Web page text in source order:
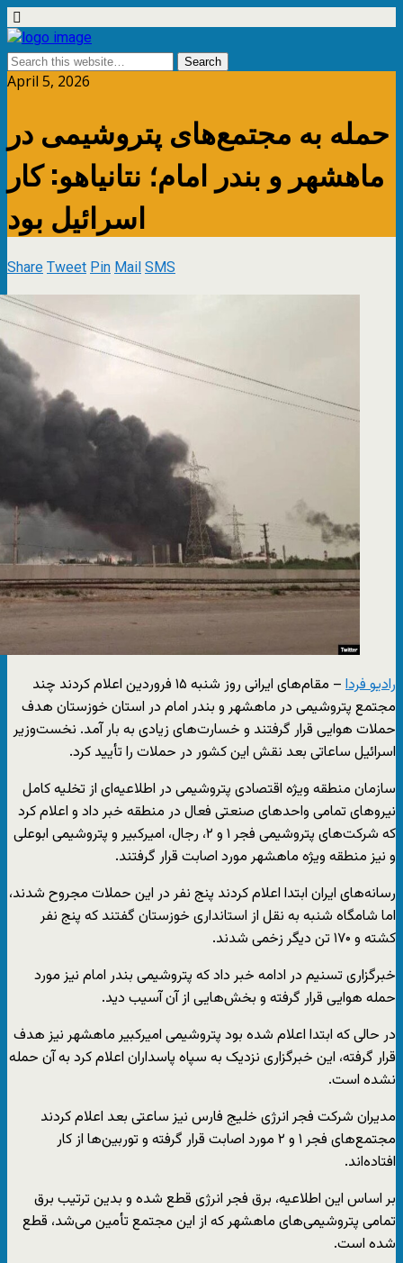
April 5, 2026
حمله به مجتمع‌های پتروشیمی در
ماهشهر و بندر امام؛ نتانیاهو: کار
اسرائیل بود
ShareTweetPinMailSMS
رادیو فردا
– مقام‌های ایرانی روز شنبه ۱۵ فروردین اعلام کردند چند
مجتمع پتروشیمی در ماهشهر و بندر امام در استان خوزستان هدف
حملات هوایی قرار گرفتند و خسارت‌های زیادی به بار آمد. نخست‌وزیر
اسرائیل ساعاتی بعد نقش این کشور در حملات را تأیید کرد.
سازمان منطقه ویژه اقتصادی پتروشیمی در اطلاعیه‌ای از تخلیه کامل
نیروهای تمامی واحدهای صنعتی فعال در منطقه خبر داد و اعلام کرد
که شرکت‌های پتروشیمی فجر ۱ و ۲، رجال، امیرکبیر و پتروشیمی ابوعلی
و نیز منطقه ویژه ماهشهر مورد اصابت قرار گرفتند.
رسانه‌های ایران ابتدا اعلام کردند پنج نفر در این حملات مجروح شدند،
اما شامگاه شنبه به نقل از استانداری خوزستان گفتند که پنج نفر
کشته و ۱۷۰ تن دیگر زخمی شدند.
خبرگزاری تسنیم در ادامه خبر داد که پتروشیمی بندر امام نیز مورد
حمله هوایی قرار گرفته و بخش‌هایی از آن آسیب دید.
در حالی که ابتدا اعلام شده بود پتروشیمی امیرکبیر ماهشهر نیز هدف
قرار گرفته، این خبرگزاری نزدیک به سپاه پاسداران اعلام کرد به آن حمله
نشده است.
مدیران شرکت فجر انرژی خلیج فارس نیز ساعتی بعد اعلام کردند
مجتمع‌های فجر ۱ و ۲ مورد اصابت قرار گرفته و توربین‌ها از کار
افتاده‌اند.
بر اساس این اطلاعیه، برق فجر انرژی قطع شده و بدین ترتیب برق
تمامی پتروشیمی‌های ماهشهر که از این مجتمع تأمین می‌شد، قطع
شده است.